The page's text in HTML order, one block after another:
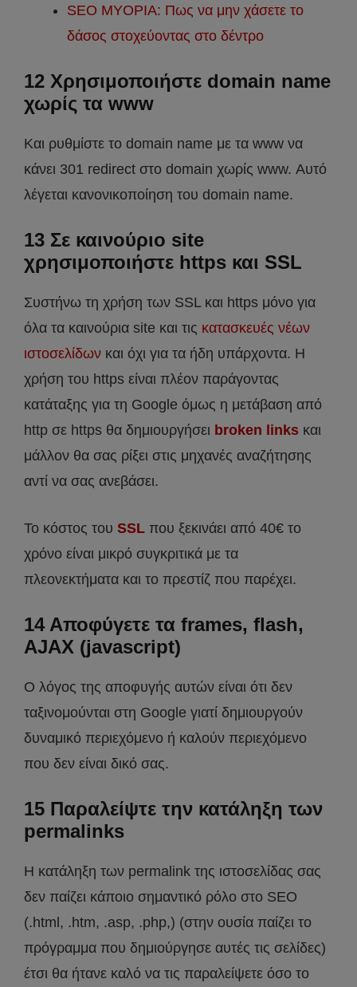
SEO MYOPIA: Πως να μην χάσετε το
δάσος στοχεύοντας στο δέντρο
12 Χρησιμοποιήστε domain name
χωρίς τα www
Και ρυθμίστε το domain name με τα www να
κάνει 301 redirect στο domain χωρίς www. Αυτό
λέγεται κανονικοποίηση του domain name.
13 Σε καινούριο site
χρησιμοποιήστε https και SSL
Συστήνω τη χρήση των SSL και https μόνο για
όλα τα καινούρια site και τις κατασκευές νέων
ιστοσελίδων και όχι για τα ήδη υπάρχοντα. Η
χρήση του https είναι πλέον παράγοντας
κατάταξης για τη Google όμως η μετάβαση από
http σε https θα δημιουργήσει broken links και
μάλλον θα σας ρίξει στις μηχανές αναζήτησης
αντί να σας ανεβάσει.
Το κόστος του SSL που ξεκινάει από 40€ το
χρόνο είναι μικρό συγκριτικά με τα
πλεονεκτήματα και το πρεστίζ που παρέχει.
14 Αποφύγετε τα frames, flash,
AJAX (javascript)
Ο λόγος της αποφυγής αυτών είναι ότι δεν
ταξινομούνται στη Google γιατί δημιουργούν
δυναμικό περιεχόμενο ή καλούν περιεχόμενο
που δεν είναι δικό σας.
15 Παραλείψτε την κατάληξη των
permalinks
Η κατάληξη των permalink της ιστοσελίδας σας
δεν παίζει κάποιο σημαντικό ρόλο στο SEO
(.html, .htm, .asp, .php,) (στην ουσία παίζει το
πρόγραμμα που δημιούργησε αυτές τις σελίδες)
έτσι θα ήτανε καλό να τις παραλείψετε όσο το